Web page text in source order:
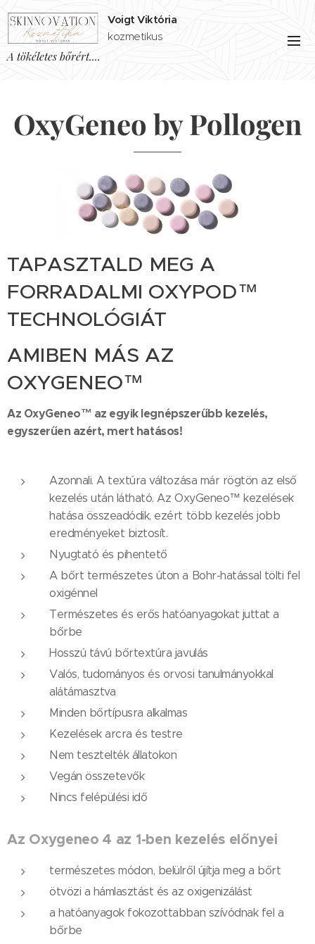
Voigt Viktória
kozmetikus
A tökéletes bőrért....
OxyGeneo by Pollogen
TAPASZTALD MEG A
FORRADALMI OXYPOD™
TECHNOLÓGIÁT
AMIBEN MÁS AZ
OXYGENEO™
Az OxyGeneo™ az egyik legnépszerűbb kezelés,
egyszerűen azért, mert hatásos!
Azonnali. A textúra változása már rögtön az első
kezelés után látható. Az OxyGeneo™ kezelések
hatása összeadódik, ezért több kezelés jobb
eredményeket biztosít.
Nyugtató és pihentető
A bőrt természetes úton a Bohr-hatással tölti fel
oxigénnel
Természetes és erős hatóanyagokat juttat a
bőrbe
Hosszú távú bőrtextúra javulás
Valós, tudományos és orvosi tanulmányokkal
alátámasztva
Minden bőrtípusra alkalmas
Kezelések arcra és testre
Nem tesztelték állatokon
Vegán összetevők
Nincs felépülési idő
Az Oxygeneo 4 az 1-ben kezelés előnyei
természetes módon, belülről újítja meg a bőrt
ötvözi a hámlasztást és az oxigenizálást
a hatóanyagok fokozottabban szívódnak fel a
bőrbe